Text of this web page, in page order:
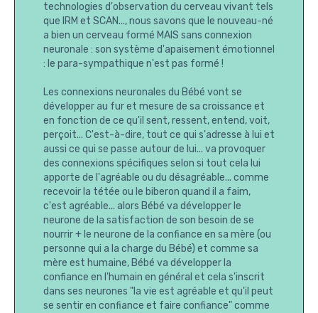
technologies d'observation du cerveau vivant tels
que IRM et SCAN..., nous savons que le nouveau-né
a bien un cerveau formé MAIS sans connexion
neuronale : son système d'apaisement émotionnel
: le para-sympathique n'est pas formé !
Les connexions neuronales du Bébé vont se
développer au fur et mesure de sa croissance et
en fonction de ce qu'il sent, ressent, entend, voit,
perçoit... C'est-à-dire, tout ce qui s'adresse à lui et
aussi ce qui se passe autour de lui... va provoquer
des connexions spécifiques selon si tout cela lui
apporte de l'agréable ou du désagréable... comme
recevoir la tétée ou le biberon quand il a faim,
c'est agréable... alors Bébé va développer le
neurone de la satisfaction de son besoin de se
nourrir + le neurone de la confiance en sa mère (ou
personne qui a la charge du Bébé) et comme sa
mère est humaine, Bébé va développer la
confiance en l'humain en général et cela s'inscrit
dans ses neurones "la vie est agréable et qu'il peut
se sentir en confiance et faire confiance" comme